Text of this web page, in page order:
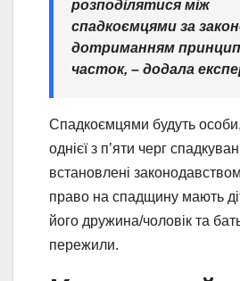
розподілятися між
спадкоємцями за
дотриманням
часток, – додала
Спадкоємцями будуть
однієї з п’яти черг
встановлені
право на спадщину мають
його дружина/чоловік та
пережили.